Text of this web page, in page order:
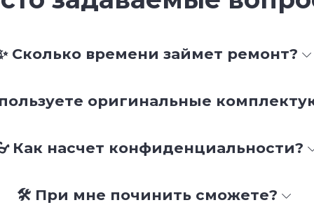
Сколько времени займет ремонт?
оригинальные
Как насчет конфиденциальности?
🛠 При мне починить сможете?